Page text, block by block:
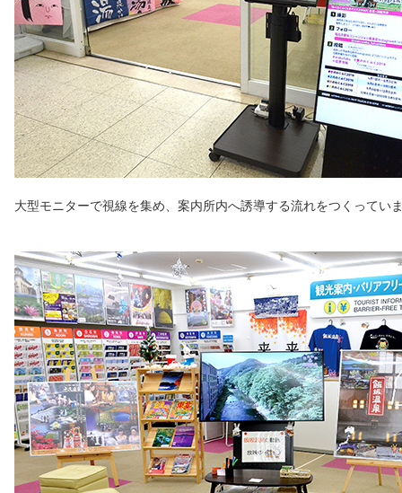
大型モニターで視線を集め、案内所内へ誘導する流れをつくってい